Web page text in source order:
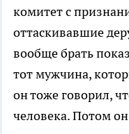
комитет с
оттаскивавшие
вообще брать
тот мужчина,
он тоже говорил,
человека. Потом